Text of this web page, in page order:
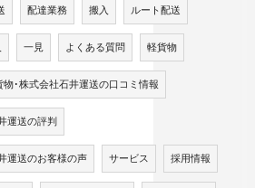
配達業務 搬入 ルート配送
一見 よくある質問 軽貨物
物･株式会社石井運送の口コミ情報
運送の評判
運送のお客様の声 サービス 採用情報